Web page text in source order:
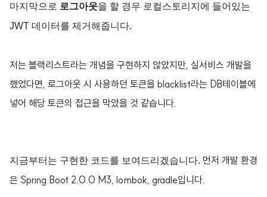
마지막으로 로그아웃을 할 경우 로컬스토리지에 들어있는
JWT 데이터를 제거해줍니다.
저는 블랙리스트라는 개념을 구현하지 않았지만, 실서비스 개발을
했었다면, 로그아웃 시 사용하던 토큰을 blacklist라는 DB테이블에
넣어 해당 토큰의 접근을 막았을 것 같습니다.
지금부터는 구현한 코드를 보여드리겠습니다. 먼저 개발 환경
은 Spring Boot 2.0.0 M3, lombok, gradle입니다.